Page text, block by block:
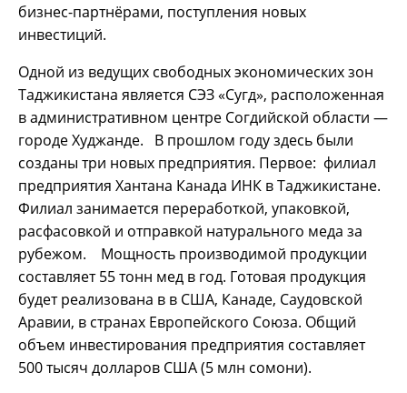
бизнес-партнёрами, поступления новых
инвестиций.
Одной из ведущих свободных экономических зон
Таджикистана является СЭЗ «Сугд», расположенная
в административном центре Согдийской области —
городе Худжанде. В прошлом году здесь были
созданы три новых предприятия. Первое: филиал
предприятия Хантана Канада ИНК в Таджикистане.
Филиал занимается переработкой, упаковкой,
расфасовкой и отправкой натурального меда за
рубежом. Мощность производимой продукции
составляет 55 тонн мед в год. Готовая продукция
будет реализована в в США, Канаде, Саудовской
Аравии, в странах Европейского Союза. Общий
объем инвестирования предприятия составляет
500 тысяч долларов США (5 млн сомони).